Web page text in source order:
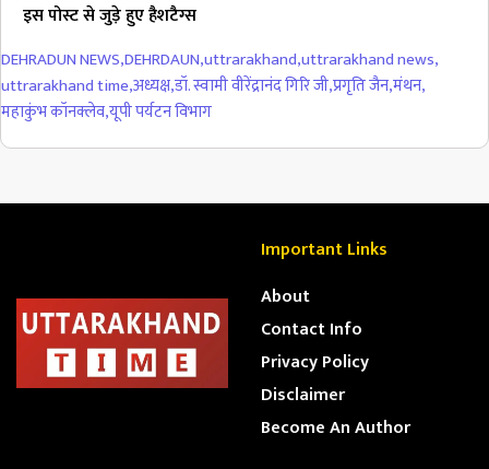
इस पोस्ट से जुड़े हुए हैशटैग्स
DEHRADUN NEWS,DEHRDAUN,uttrarakhand,uttrarakhand news,
uttrarakhand time,अध्यक्ष,डॉ. स्वामी वीरेंद्रानंद गिरि जी,प्रगृति जैन,मंथन,
महाकुंभ कॉनक्लेव,यूपी पर्यटन विभाग
Important Links
About
Contact Info
Privacy Policy
Disclaimer
Become An Author